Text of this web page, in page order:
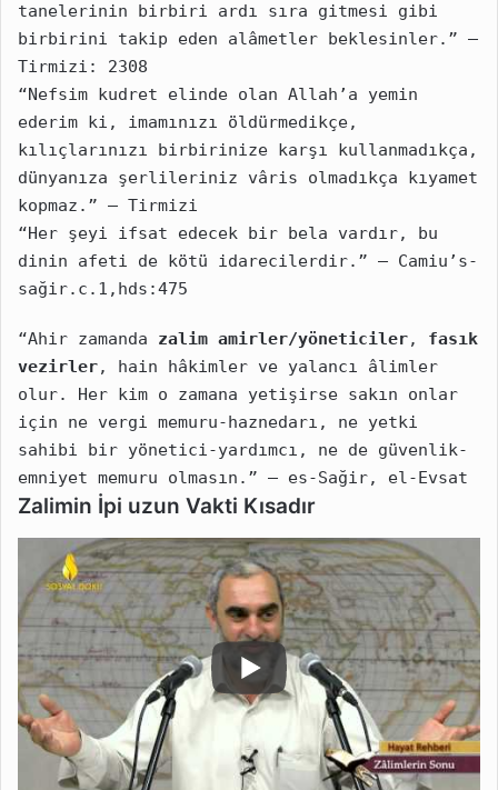
tanelerinin birbiri ardı sıra gitmesi gibi
birbirini takip eden alâmetler beklesinler.” –
Tirmizi: 2308
“Nefsim kudret elinde olan Allah’a yemin
ederim ki, imamınızı öldürmedikçe,
kılıçlarınızı birbirinize karşı kullanmadıkça,
dünyanıza şerlileriniz vâris olmadıkça kıyamet
kopmaz.” – Tirmizi
“Her şeyi ifsat edecek bir bela vardır, bu
dinin afeti de kötü idarecilerdir.” – Camiu’s-
sağir.c.1,hds:475
“Ahir zamanda zalim amirler/yöneticiler, fasık
vezirler, hain hâkimler ve yalancı âlimler
olur. Her kim o zamana yetişirse sakın onlar
için ne vergi memuru-haznedarı, ne yetki
sahibi bir yönetici-yardımcı, ne de güvenlik-
emniyet memuru olmasın.” – es-Sağir, el-Evsat
Zalimin İpi uzun Vakti Kısadır